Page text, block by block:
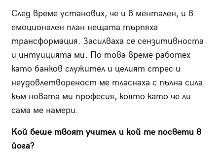
След време установих, че и в ментален, и в
емоционален план нещата търпяха
трансформация. Засилваха се сензитивноста
и интуицията ми. По това време работех
като банков служител и целият стрес и
неудовлетвореност ме тласнаха с пълна сила
към новата ми професия, която като че ли
сама ме намери.
Кой беше твоят учител и кой те посвети в
йога?